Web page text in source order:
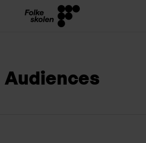
Audiences